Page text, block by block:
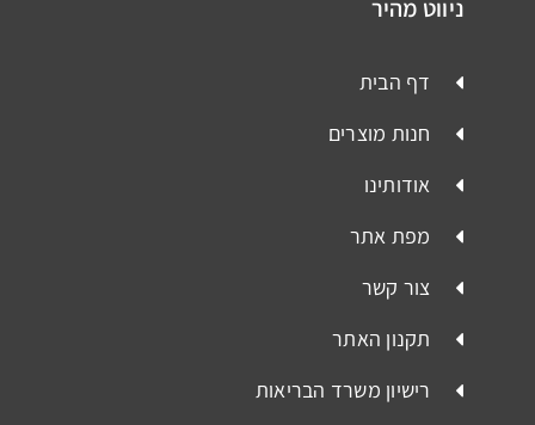
ניווט מהיר
דף הבית
חנות מוצרים
אודותינו
מפת אתר
צור קשר
תקנון האתר
רישיון משרד הבריאות